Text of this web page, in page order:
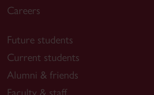
Careers
Future students
Current students
Alumni & friends
Faculty & staff